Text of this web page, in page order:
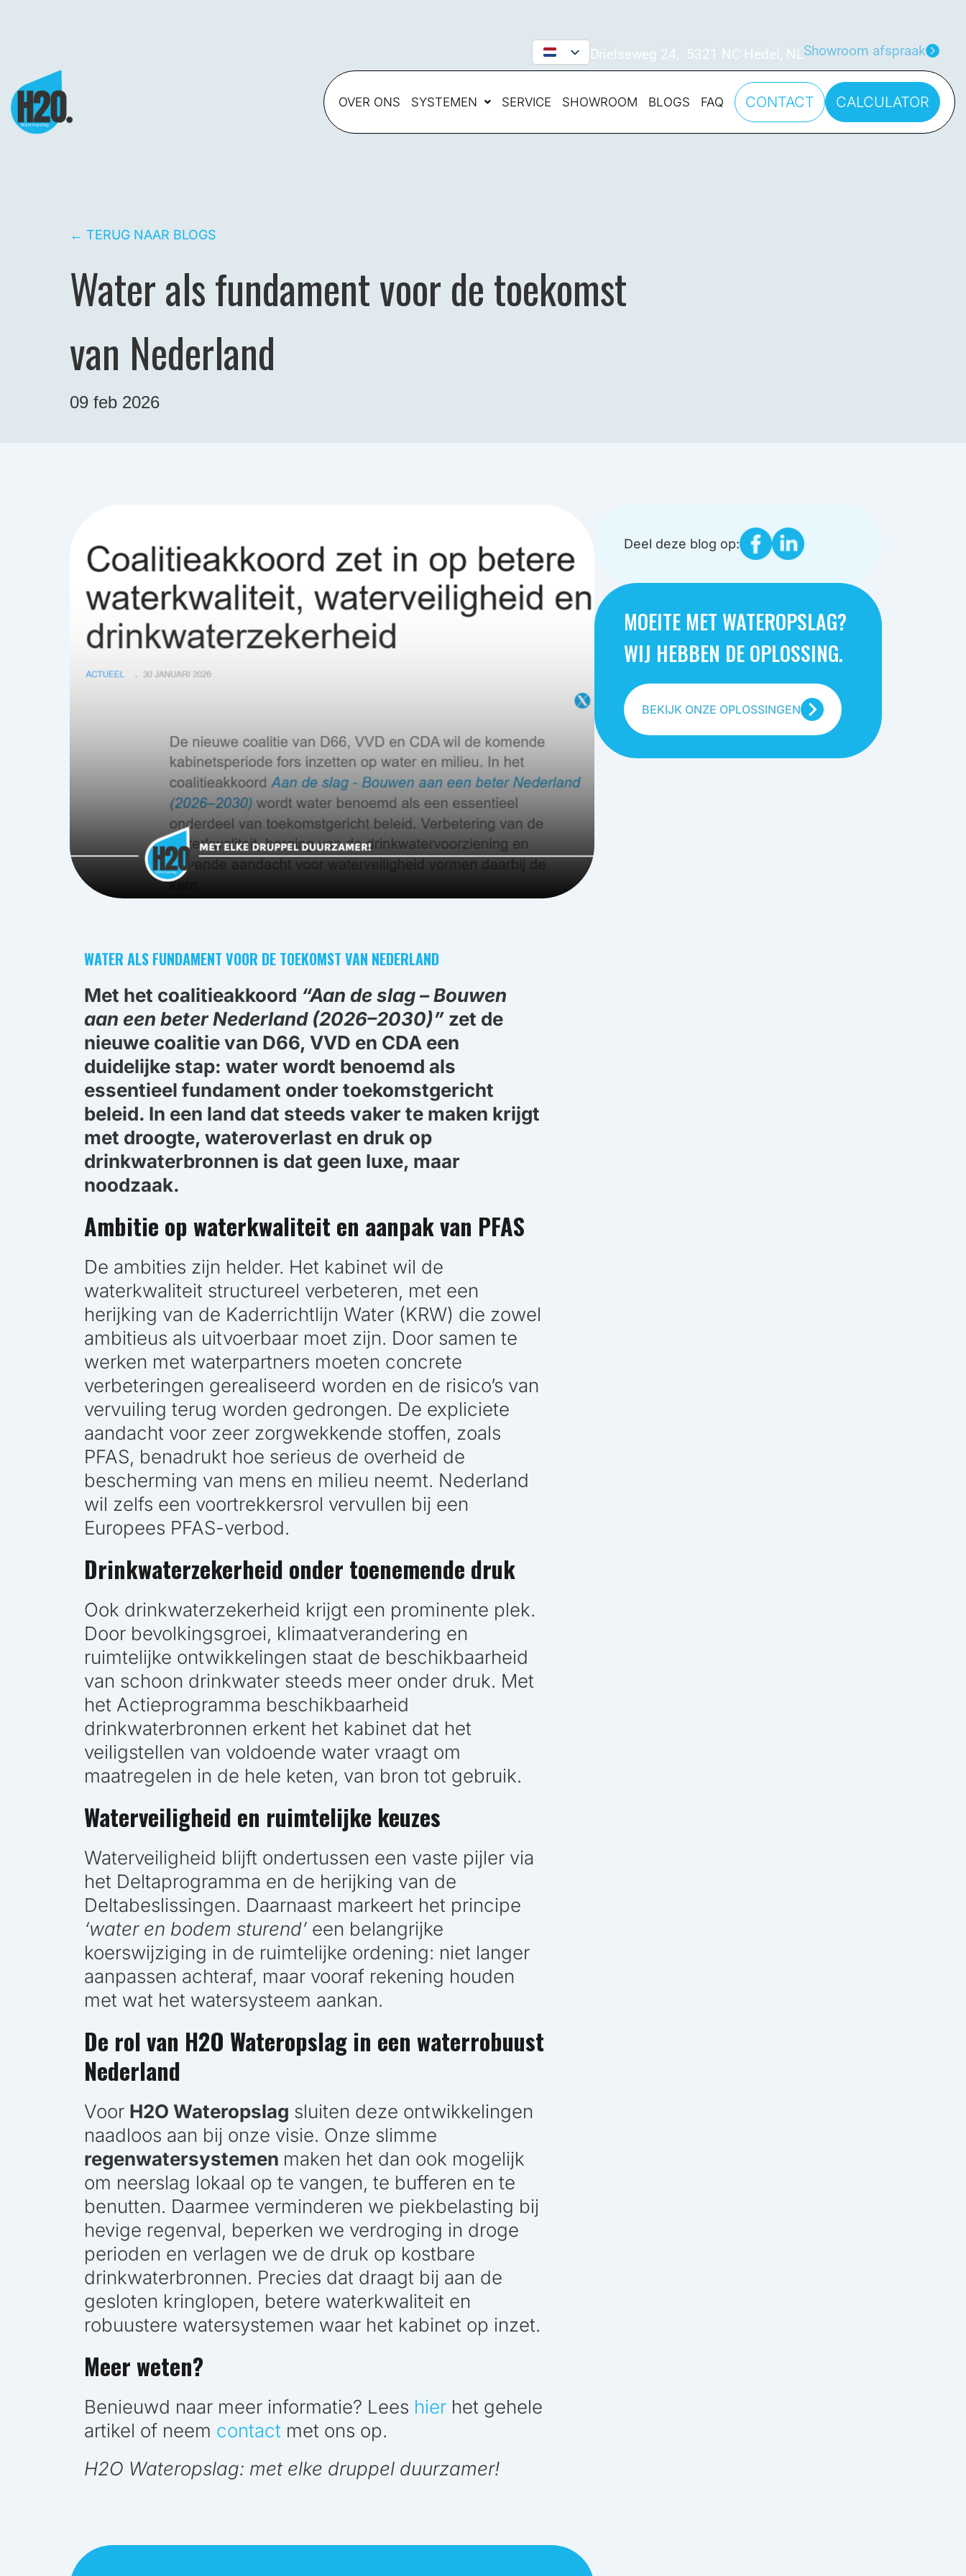
Drielseweg 24, 5321 NC Hedel, NLShowroom afspraak
OVER ONS SYSTEMEN SERVICE SHOWROOM BLOGS FAQ CONTACT CALCULATOR
← TERUG NAAR BLOGS
Water als fundament voor de toekomst
van Nederland
09 feb 2026
WATER ALS FUNDAMENT VOOR DE TOEKOMST VAN NEDERLAND
Met het coalitieakkoord “Aan de slag – Bouwen
aan een beter Nederland (2026–2030)” zet de
nieuwe coalitie van D66, VVD en CDA een
duidelijke stap: water wordt benoemd als
essentieel fundament onder toekomstgericht
beleid. In een land dat steeds vaker te maken krijgt
met droogte, wateroverlast en druk op
drinkwaterbronnen is dat geen luxe, maar
noodzaak.
Ambitie op waterkwaliteit en aanpak van PFAS
De ambities zijn helder. Het kabinet wil de
waterkwaliteit structureel verbeteren, met een
herijking van de Kaderrichtlijn Water (KRW) die zowel
ambitieus als uitvoerbaar moet zijn. Door samen te
werken met waterpartners moeten concrete
verbeteringen gerealiseerd worden en de risico’s van
vervuiling terug worden gedrongen. De expliciete
aandacht voor zeer zorgwekkende stoffen, zoals
PFAS, benadrukt hoe serieus de overheid de
bescherming van mens en milieu neemt. Nederland
wil zelfs een voortrekkersrol vervullen bij een
Europees PFAS-verbod.
Drinkwaterzekerheid onder toenemende druk
Ook drinkwaterzekerheid krijgt een prominente plek.
Door bevolkingsgroei, klimaatverandering en
ruimtelijke ontwikkelingen staat de beschikbaarheid
van schoon drinkwater steeds meer onder druk. Met
het Actieprogramma beschikbaarheid
drinkwaterbronnen erkent het kabinet dat het
veiligstellen van voldoende water vraagt om
maatregelen in de hele keten, van bron tot gebruik.
Waterveiligheid en ruimtelijke keuzes
Waterveiligheid blijft ondertussen een vaste pijler via
het Deltaprogramma en de herijking van de
Deltabeslissingen. Daarnaast markeert het principe
‘water en bodem sturend’ een belangrijke
koerswijziging in de ruimtelijke ordening: niet langer
aanpassen achteraf, maar vooraf rekening houden
met wat het watersysteem aankan.
De rol van H2O Wateropslag in een waterrobuust
Nederland
Voor H2O Wateropslag sluiten deze ontwikkelingen
naadloos aan bij onze visie. Onze slimme
regenwatersystemen maken het dan ook mogelijk
om neerslag lokaal op te vangen, te bufferen en te
benutten. Daarmee verminderen we piekbelasting bij
hevige regenval, beperken we verdroging in droge
perioden en verlagen we de druk op kostbare
drinkwaterbronnen. Precies dat draagt bij aan de
gesloten kringlopen, betere waterkwaliteit en
robuustere watersystemen waar het kabinet op inzet.
Meer weten?
Benieuwd naar meer informatie? Lees hier het gehele
artikel of neem contact met ons op.
H2O Wateropslag: met elke druppel duurzamer!
Deel deze blog op:
MOEITE MET WATEROPSLAG?
WIJ HEBBEN DE OPLOSSING.
BEKIJK ONZE OPLOSSINGEN